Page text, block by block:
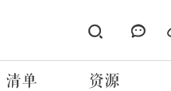
清单 资源